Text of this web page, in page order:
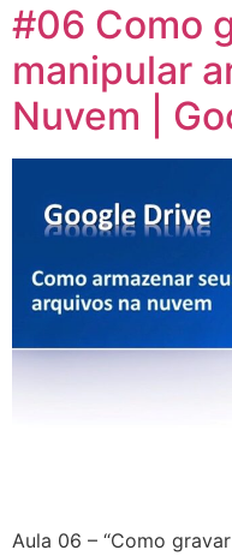
#06 Como
manipular
Nuvem |
Aula 06 – “Como